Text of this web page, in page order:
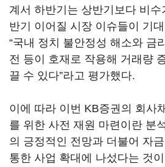
계서 하반기는 상반기보다 비
반기 이어질 시장 이슈들이 기
“국내 정치 불안정성 해소와 금
전 등이 호재로 작용해 거래량
끌 수 있다”라고 평가했다.
이에 따라 이번 KB증권의 회사
를 위한 사전 재원 마련이란 분
의 긍정적인 전망과 더불어 자
통한 사업 확대에 나섰다는 것